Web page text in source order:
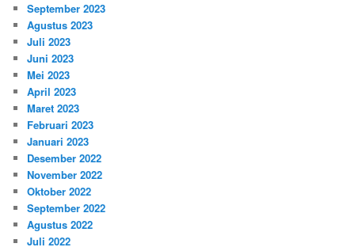
September 2023
Agustus 2023
Juli 2023
Juni 2023
Mei 2023
April 2023
Maret 2023
Februari 2023
Januari 2023
Desember 2022
November 2022
Oktober 2022
September 2022
Agustus 2022
Juli 2022